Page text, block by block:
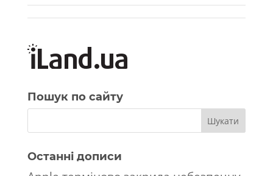
Пошук по сайту
Останні дописи